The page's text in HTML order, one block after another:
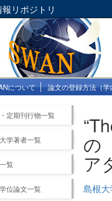
リポジトリ
について 論文の登録方法（
定期刊行物一覧
学著者一覧
覧
位論文一覧
の
ア
島根